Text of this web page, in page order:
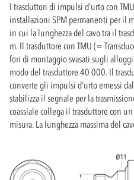
I trasduttori di impulsi d'urto con
installazioni SPM permanenti per il
in cui la lunghezza del cavo tra il
m. Il trasduttore con TMU (=
fori di montaggio svasati sugli
modo del trasduttore 40 000. Il
converte gli impulsi d'urto emessi
stabilizza il segnale per la
coassiale collega il trasduttore con
misura. La lunghezza massima del